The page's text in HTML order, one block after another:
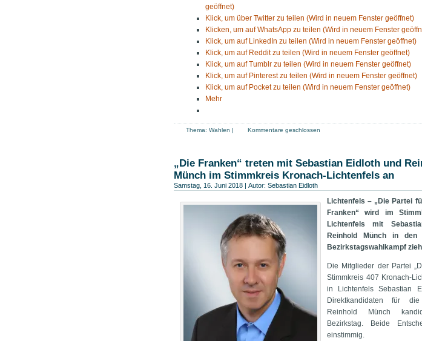
geöffnet)
Klick, um über Twitter zu teilen (Wird in neuem Fenster geöffnet)
Klicken, um auf WhatsApp zu teilen (Wird in neuem Fenster
Klick, um auf LinkedIn zu teilen (Wird in neuem Fenster geöffnet)
Klick, um auf Reddit zu teilen (Wird in neuem Fenster geöffnet)
Klick, um auf Tumblr zu teilen (Wird in neuem Fenster geöffnet)
Klick, um auf Pinterest zu teilen (Wird in neuem Fenster geöffnet)
Klick, um auf Pocket zu teilen (Wird in neuem Fenster geöffnet)
Mehr
Thema: Wahlen | Kommentare geschlossen
„Die Franken“ treten mit Sebastian Eidloth und
Münch im Stimmkreis Kronach-Lichtenfels an
Samstag, 16. Juni 2018 | Autor: Sebastian Eidloth
Lichtenfels – „Die Partei
Franken“ wird im
Lichtenfels mit
Reinhold Münch in den
Bezirkstagswahlkampf
Die Mitglieder der Partei
Stimmkreis 407 Kronach-
in Lichtenfels Sebastian
Direktkandidaten für die
Reinhold Münch
Bezirkstag. Beide
einstimmig.